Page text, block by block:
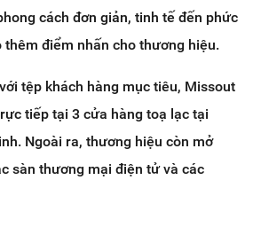
cách đơn giản, tinh tế đến phức
thêm điểm nhấn cho thương hiệu.
tệp khách hàng mục tiêu, Missout
tiếp tại 3 cửa hàng toạ lạc tại
Ngoài ra, thương hiệu còn mở
sàn thương mại điện tử và các